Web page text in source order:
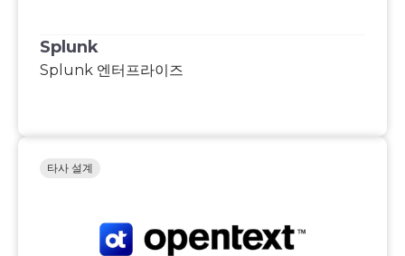
Splunk
Splunk 엔터프라이즈
타사 설계